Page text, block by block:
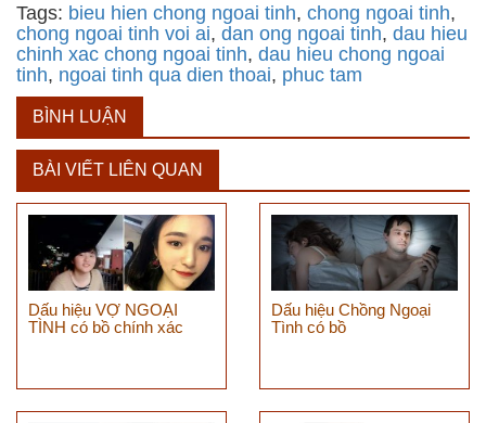
Tags: bieu hien chong ngoai tinh, chong ngoai tinh,
chong ngoai tinh voi ai, dan ong ngoai tinh, dau hieu
chinh xac chong ngoai tinh, dau hieu chong ngoai
tinh, ngoai tinh qua dien thoai, phuc tam
BÌNH LUẬN
BÀI VIẾT LIÊN QUAN
Dấu hiệu VỢ NGOẠI
TÌNH có bồ chính xác
Dấu hiệu Chồng Ngoại
Tình có bồ